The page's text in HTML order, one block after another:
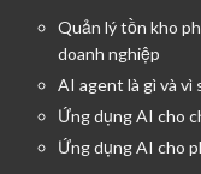
Quản lý tồn kho
doanh nghiệp
AI agent là gì và vì
Ứng dụng AI cho
Ứng dụng AI cho